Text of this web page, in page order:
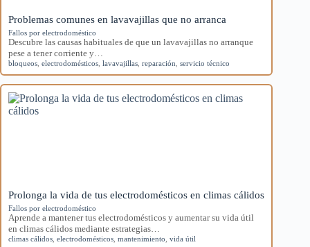
Problemas comunes en lavavajillas que no arranca
Fallos por electrodoméstico
Descubre las causas habituales de que un lavavajillas no arranque
pese a tener corriente y…
bloqueos electrodomésticos lavavajillas reparación servicio técnico
Prolonga la vida de tus electrodomésticos en climas cálidos
Fallos por electrodoméstico
Aprende a mantener tus electrodomésticos y aumentar su vida útil
en climas cálidos mediante estrategias…
climas cálidos electrodomésticos mantenimiento vida útil